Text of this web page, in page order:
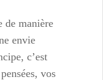
de manière
envie
c’est
vos